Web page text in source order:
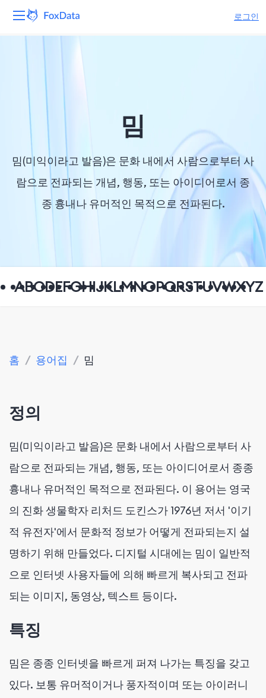
로그인
밈
밈(미익이라고 발음)은 문화 내에서 사람으로부터 사
람으로 전파되는 개념, 행동, 또는 아이디어로서 종
종 흉내나 유머적인 목적으로 전파된다.
ABCDEFGHIJKLMNOPQRSTUVWXYZ
홈 / 용어집 / 밈
정의
밈(미익이라고 발음)은 문화 내에서 사람으로부터 사
람으로 전파되는 개념, 행동, 또는 아이디어로서 종종
흉내나 유머적인 목적으로 전파된다. 이 용어는 영국
의 진화 생물학자 리처드 도킨스가 1976년 저서 '이기
적 유전자'에서 문화적 정보가 어떻게 전파되는지 설
명하기 위해 만들었다. 디지털 시대에는 밈이 일반적
으로 인터넷 사용자들에 의해 빠르게 복사되고 전파
되는 이미지, 동영상, 텍스트 등이다.
특징
밈은 종종 인터넷을 빠르게 퍼져 나가는 특징을 갖고
있다. 보통 유머적이거나 풍자적이며 또는 아이러니